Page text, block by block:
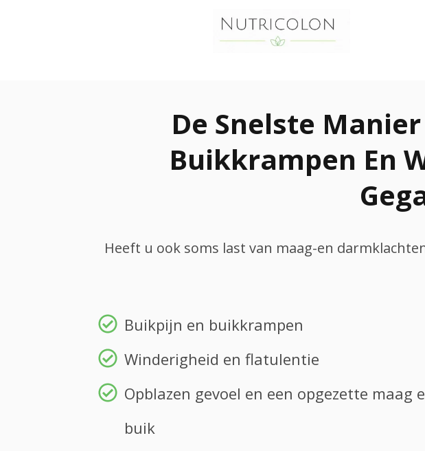
De Snelste
Buikkrampen En
Heeft u ook soms last van maag-en
Buikpijn en buikkrampen
Winderigheid en flatulentie
Opblazen gevoel en een opgezette maag
buik